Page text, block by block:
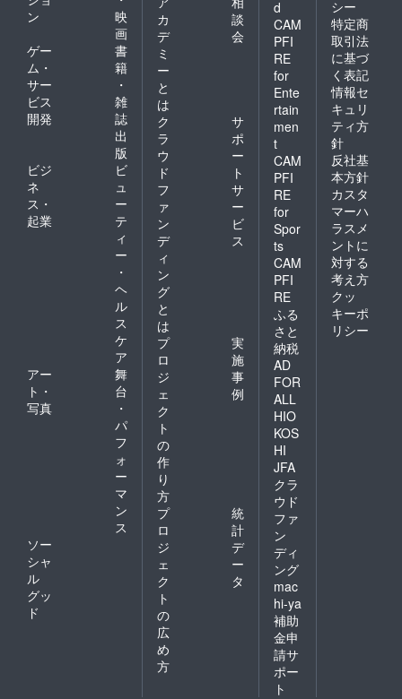
ン
映
画
ゲー
ム・
サー
ビス
開発
書
籍
・
雑
誌
出
版
ビジ
ネ
ス・
起業
ビ
ュ
ー
テ
ィ
ー
・
ヘ
ル
ス
ケ
ア
アー
ト・
写真
舞
台
・
パ
フ
ォ
ー
マ
ン
ス
ソー
シャ
ル
グッ
ド
カ
デ
ミ
ー
と
は
談
会
ク
ラ
ウ
ド
フ
ァ
ン
デ
ィ
ン
グ
と
は
サ
ポ
ー
ト
サ
ー
ビ
ス
プ
ロ
ジ
ェ
ク
ト
の
作
り
方
実
施
事
例
プ
ロ
ジ
ェ
ク
ト
の
広
め
方
統
計
デ
ー
タ
d
CAM
PFI
RE
for
Ente
rtain
men
t
CAM
PFI
RE
for
Spor
ts
CAM
PFI
RE
ふる
さと
納税
AD
FOR
ALL
HIO
KOS
HI
JFA
クラ
ウド
ファ
ン
ディ
ング
mac
hi-ya
補助
金申
請サ
ポー
ト
シー
特定商
取引法
に基づ
く表記
情報セ
キュリ
ティ方
針
反社基
本方針
カスタ
マーハ
ラスメ
ントに
対する
考え方
クッ
キーポ
リシー